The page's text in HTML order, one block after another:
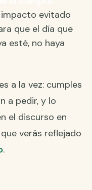
evitado
que el día que
esté, no haya
a la vez: cumples
a pedir, y lo
el discurso en
verás reflejado
.